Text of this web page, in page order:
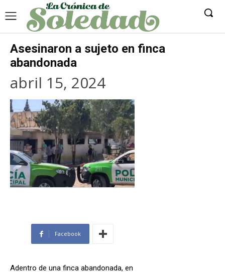
Asesinaron a sujeto en finca
abandonada
abril 15, 2024
Facebook
Adentro de una finca abandonada, en